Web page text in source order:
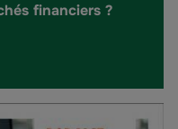
financiers ?